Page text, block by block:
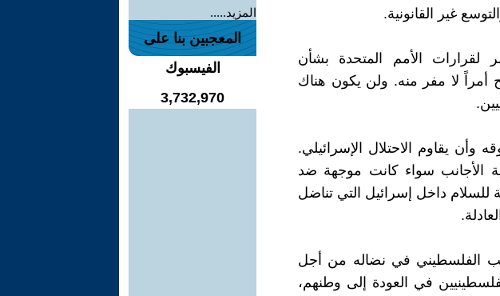
غير القانونية.
لقرارات الأمم المتحدة بشأن
أمراً لا مفر منه. ولن يكون هناك
يقاوم الاحتلال الإسرائيلي.
الأجانب سواء كانت موجهة ضد
للسلام داخل إسرائيل التي تناضل
الفلسطيني في نضاله من أجل
في العودة إلى وطنهم،
المزيد.....
المعجبين بنا على
الفيسبوك
3,732,970